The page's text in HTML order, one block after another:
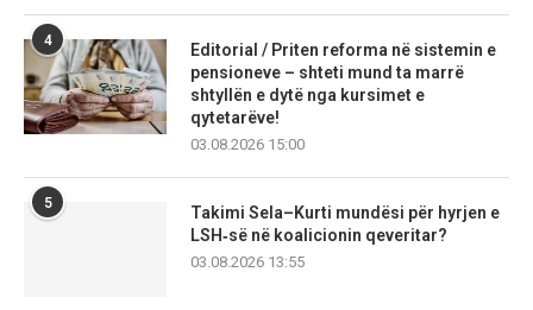
4
Editorial / Priten reforma në sistemin e
pensioneve – shteti mund ta marrë
shtyllën e dytë nga kursimet e
qytetarëve!
03.08.2026 15:00
5
Takimi Sela–Kurti mundësi për hyrjen e
LSH‑së në koalicionin qeveritar?
03.08.2026 13:55